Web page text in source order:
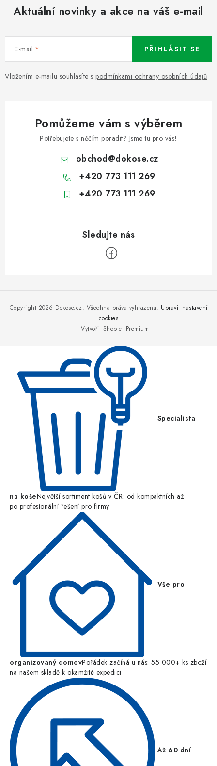
Aktuální novinky a akce na váš e-mail
E-mail
Vložením e-mailu souhlasíte s podmínkami ochrany osobních údajů
PŘIHLÁSIT SE
Pomůžeme vám s výběrem
Potřebujete s něčím poradit? Jsme tu pro vás!
obchod@dokose.cz
+420 773 111 269
+420 773 111 269
Vytvořil Shoptet Premium
Copyright 2026 Dokose.cz. Všechna práva vyhrazena. Upravit nastavení
cookies
Specialista
na košeNejvětší sortiment košů v ČR: od kompaktních až
po profesionální řešení pro firmy
Vše pro
organizovaný domovPořádek začíná u nás: 55 000+ ks zboží
na našem skladě k okamžité expedici
Až 60 dní